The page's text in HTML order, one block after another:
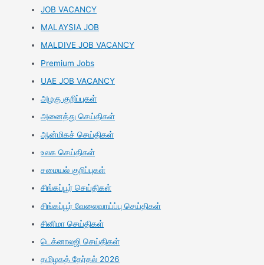
JOB VACANCY
MALAYSIA JOB
MALDIVE JOB VACANCY
Premium Jobs
UAE JOB VACANCY
அழகு குறிப்புகள்
அனைத்து செய்திகள்
ஆன்மிகச் செய்திகள்
உலக செய்திகள்
சமையல் குறிப்புகள்
சிங்கப்பூர் செய்திகள்
சிங்கப்பூர் வேலைவாய்ப்பு செய்திகள்
சினிமா செய்திகள்
டெக்னாலஜி செய்திகள்
தமிழகத் தேர்தல் 2026